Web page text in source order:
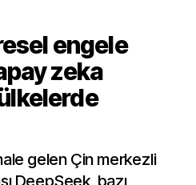
engele
zeka
gelen Çin merkezli
DeepSeek, bazı